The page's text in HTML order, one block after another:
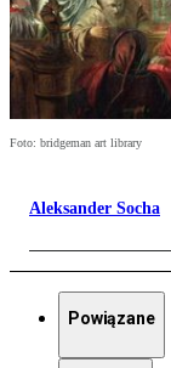
Foto: bridgeman art library
Aleksander Socha
Powiązane